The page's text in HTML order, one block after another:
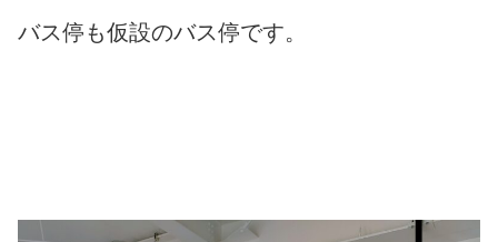
バス停も仮設のバス停です。